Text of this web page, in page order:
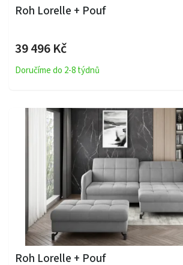
Roh Lorelle + Pouf
39 496 Kč
Doručíme do 2-8 týdnů
Roh Lorelle + Pouf